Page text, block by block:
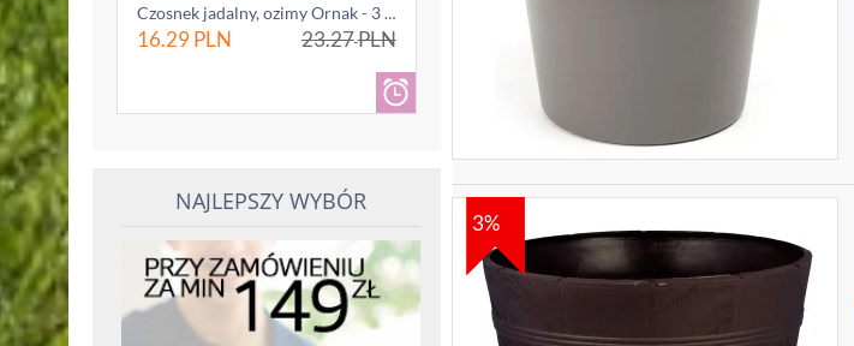
Czosnek jadalny, ozimy Ornak - 3 główki (0...
16.29PLN 23.27PLN
NAJLEPSZY WYBÓR
3%